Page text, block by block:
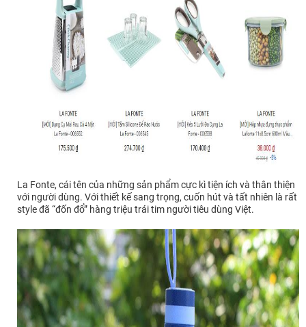
La Fonte, cái tên của những sản phẩm cực kì tiện ích và thân thiện
với người dùng. Với thiết kế sang trọng, cuốn hút và tất nhiên là rất
style đã “đốn đổ” hàng triệu trái tim người tiêu dùng Việt.